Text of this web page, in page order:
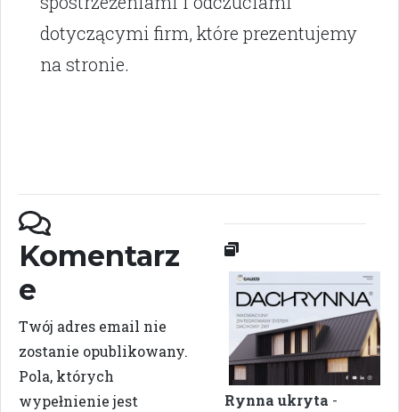
dotyczącymi firm, które prezentujemy
na stronie.
Komentarz
e
Twój adres email nie
zostanie opublikowany.
Pola, których
wypełnienie jest
Rynna ukryta -